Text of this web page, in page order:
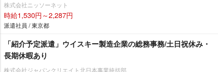
株式会社ニッソーネット
時給1,530円～2,287円
派遣社員 / 東京都
「紹介予定派遣」ウイスキー製造企業の総務事務/土日祝休み・
長期休暇あり
株式会社ジャパンクリエイト北日本事業統括部